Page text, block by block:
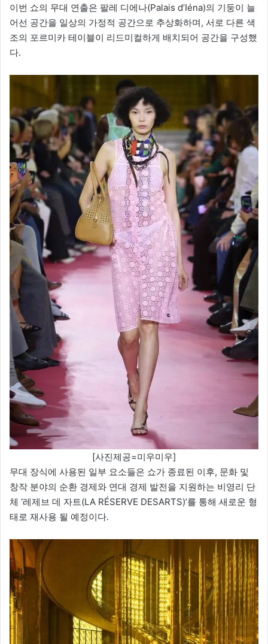
이번 쇼의 무대 연출은 팔레 디에나(Palais d’Iéna)의 기둥이 늘
어선 공간을 일상의 가정적 공간으로 추상화하며, 서로 다른 색
조의 포르미카 테이블이 리드미컬하게 배치되어 공간을 구성했
다.
[사진제공=미우미우]
무대 장식에 사용된 일부 요소들은 쇼가 종료된 이후, 문화 및
창작 분야의 순환 경제와 연대 경제 발전을 지원하는 비영리 단
체 ‘레제브 데 자트(LA RÉSERVE DESARTS)’를 통해 새로운 형
태로 재사용 될 예정이다.